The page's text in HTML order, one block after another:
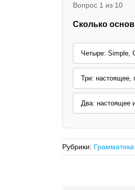
Вопрос 1 из 10
Сколько
Четыре: Simple,
Три: настоящее,
Два: настоящее
Рубрики: